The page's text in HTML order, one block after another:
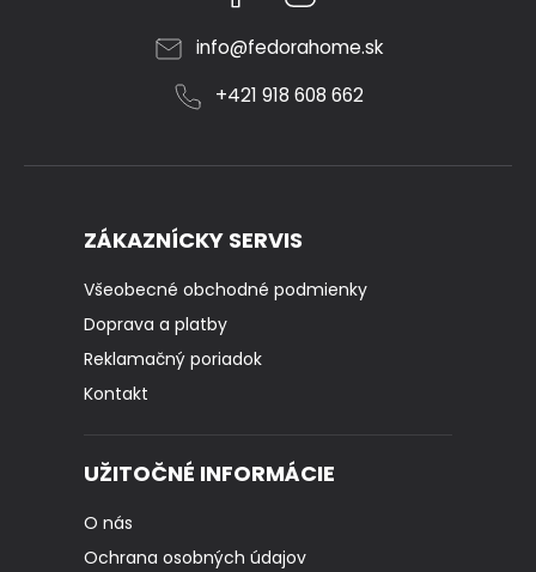
info@fedorahome.sk
+421 918 608 662
ZÁKAZNÍCKY SERVIS
Všeobecné obchodné podmienky
Doprava a platby
Reklamačný poriadok
Kontakt
UŽITOČNÉ INFORMÁCIE
O nás
Ochrana osobných údajov